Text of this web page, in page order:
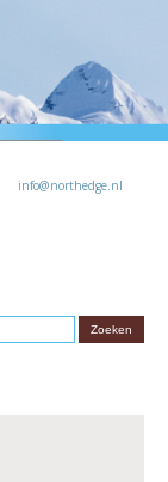
info@northedge.nl